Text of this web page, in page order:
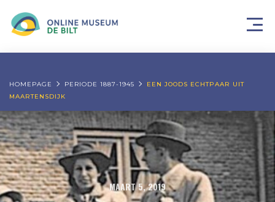
HOMEPAGE PERIODE 1887-1945
EEN JOODS ECHTPAAR UIT
MAARTENSDIJK
MAART 5, 2019